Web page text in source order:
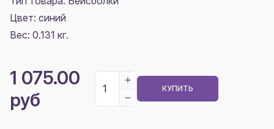
Цвет: синий
Вес: 0.131 кг.
1 075.00
руб
КУПИТЬ